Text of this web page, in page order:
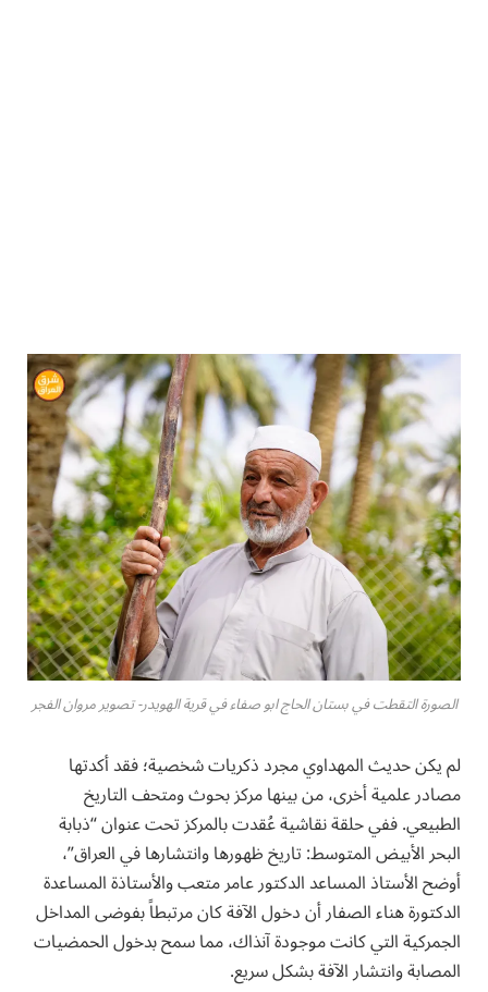
الصورة التقطت في بستان الحاج ابو صفاء في قرية الهويدر- تصوير مروان الفجر
لم يكن حديث المهداوي مجرد ذكريات شخصية؛ فقد أكدتها
مصادر علمية أخرى، من بينها مركز بحوث ومتحف التاريخ
الطبيعي. ففي حلقة نقاشية عُقدت بالمركز تحت عنوان “ذبابة
البحر الأبيض المتوسط: تاريخ ظهورها وانتشارها في العراق”،
أوضح الأستاذ المساعد الدكتور عامر متعب والأستاذة المساعدة
الدكتورة هناء الصفار أن دخول الآفة كان مرتبطاً بفوضى المداخل
الجمركية التي كانت موجودة آنذاك، مما سمح بدخول الحمضيات
المصابة وانتشار الآفة بشكل سريع.